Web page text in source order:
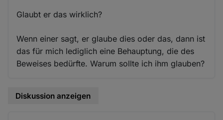
Glaubt er das wirklich?
Wenn einer sagt, er glaube dies oder das, dann ist
das für mich lediglich eine Behauptung, die des
Beweises bedürfte. Warum sollte ich ihm glauben?
Diskussion anzeigen